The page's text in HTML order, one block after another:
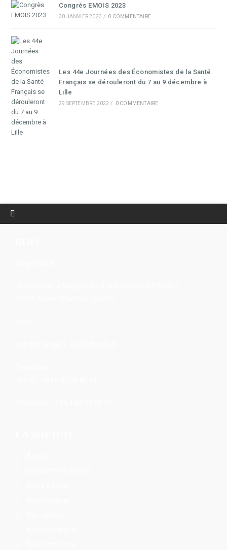
Congrès EMOIS 2023
30 JANVIER 2023 / 0 COMMENTAIRE
Les 44e Journées des Économistes de la Santé
Français se dérouleront du 7 au 9 décembre à
Lille
29 SEPTEMBRE 2022 / 0 COMMENTAIRE